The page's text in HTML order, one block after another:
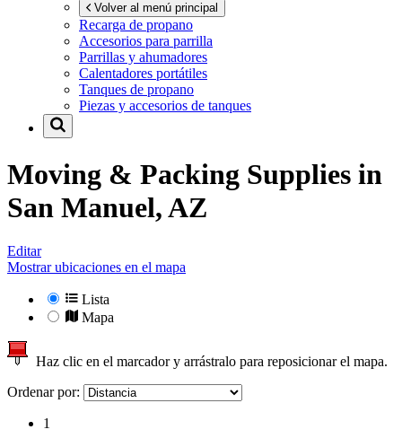
Volver al menú principal
Recarga de propano
Accesorios para parrilla
Parrillas y ahumadores
Calentadores portátiles
Tanques de propano
Piezas y accesorios de tanques
Moving & Packing Supplies in
San Manuel, AZ
Editar
Mostrar ubicaciones en el mapa
Lista
Mapa
Haz clic en el marcador y arrástralo para reposicionar el mapa.
Ordenar por:
1